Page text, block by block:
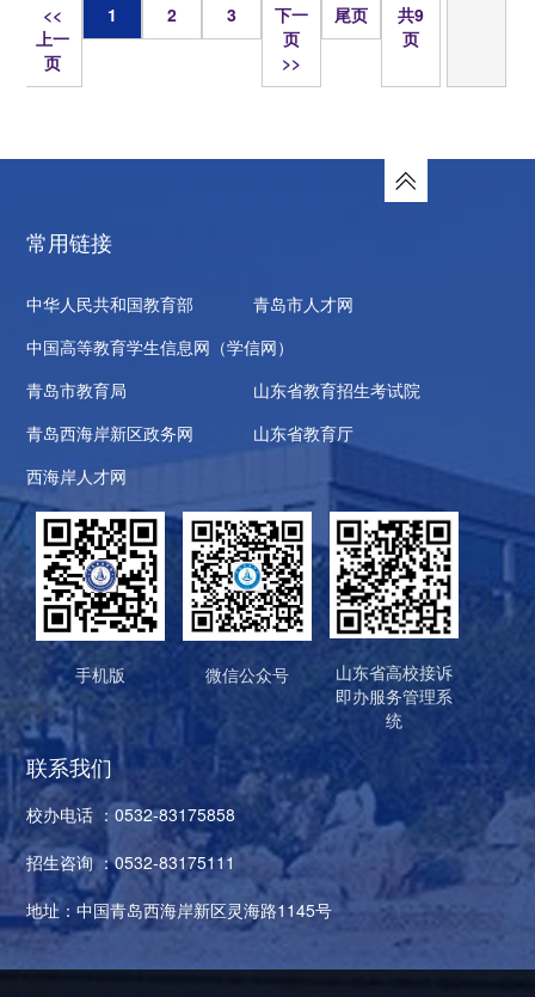
<<
上一
页
1 2 3
下一
页
>>
尾页
共9
页
常用链接
中华人民共和国教育部
青岛市人才网
中国高等教育学生信息网（学信网）
青岛市教育局
山东省教育招生考试院
青岛西海岸新区政务网
山东省教育厅
西海岸人才网
手机版 微信公众号
山东省高校接诉
即办服务管理系
统
联系我们
校办电话 ：0532-83175858
招生咨询 ：0532-83175111
地址：中国青岛西海岸新区灵海路1145号